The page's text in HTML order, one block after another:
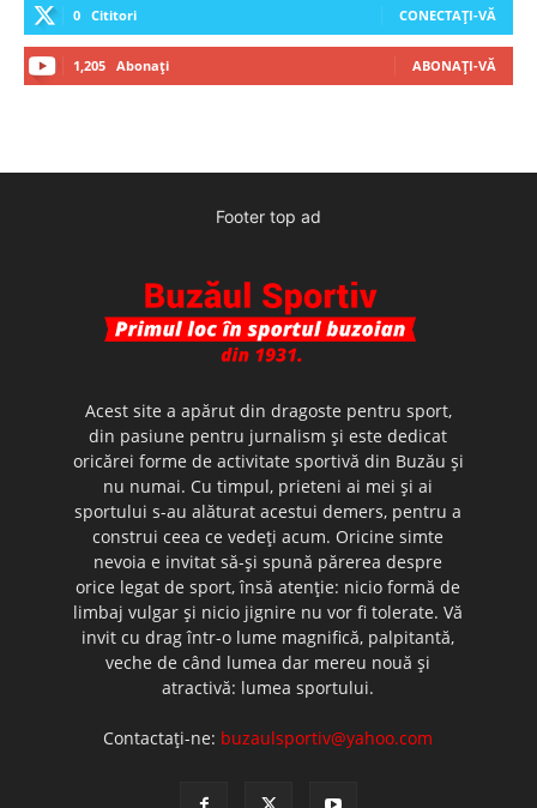
0 Cititori CONECTAȚI-VĂ
1,205 Abonați ABONAȚI-VĂ
Footer top ad
Acest site a apărut din dragoste pentru sport,
din pasiune pentru jurnalism şi este dedicat
oricărei forme de activitate sportivă din Buzău şi
nu numai. Cu timpul, prieteni ai mei şi ai
sportului s-au alăturat acestui demers, pentru a
construi ceea ce vedeţi acum. Oricine simte
nevoia e invitat să-şi spună părerea despre
orice legat de sport, însă atenţie: nicio formă de
limbaj vulgar şi nicio jignire nu vor fi tolerate. Vă
invit cu drag într-o lume magnifică, palpitantă,
veche de când lumea dar mereu nouă şi
atractivă: lumea sportului.
Contactați-ne: buzaulsportiv@yahoo.com